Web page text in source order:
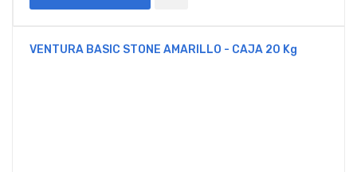
VENTURA BASIC STONE AMARILLO - CAJA 20 Kg